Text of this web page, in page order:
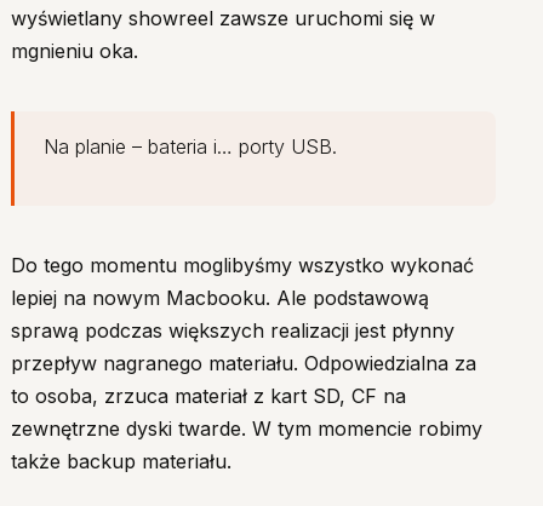
wyświetlany showreel zawsze uruchomi się w
mgnieniu oka.
Na planie – bateria i… porty USB.
Do tego momentu moglibyśmy wszystko wykonać
lepiej na nowym Macbooku. Ale podstawową
sprawą podczas większych realizacji jest płynny
przepływ nagranego materiału. Odpowiedzialna za
to osoba, zrzuca materiał z kart SD, CF na
zewnętrzne dyski twarde. W tym momencie robimy
także backup materiału.